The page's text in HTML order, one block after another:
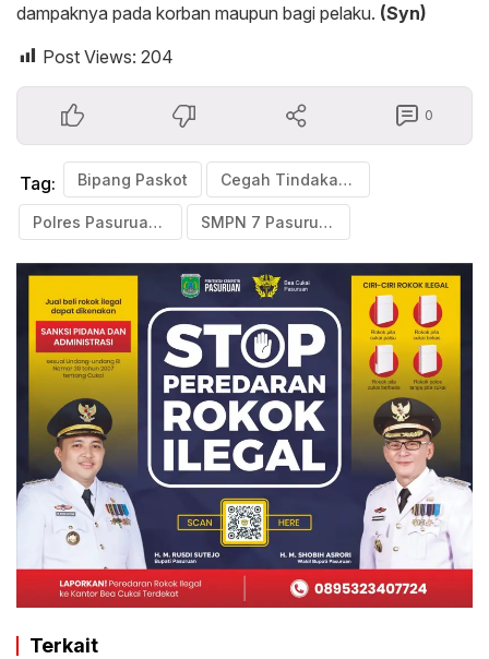
dampaknya pada korban maupun bagi pelaku. (Syn)
Post Views: 204
0
Tag: Bipang Paskot Cegah Tindakan Bullying
Polres Pasuruan Kota SMPN 7 Pasuruan
Terkait